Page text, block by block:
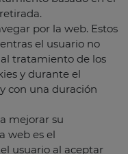
por la web. Estos
el usuario no
tratamiento de los
y durante el
con una duración
mejorar su
web es el
usuario al aceptar